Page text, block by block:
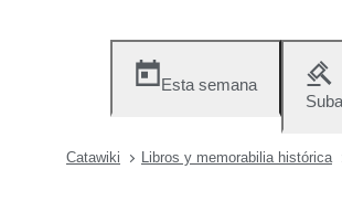
Esta semana
Catawiki Libros y memorabilia histórica